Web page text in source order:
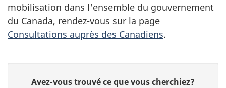
mobilisation dans l'ensemble du gouvernement
du Canada, rendez-vous sur la page
Consultations auprès des Canadiens.
Avez-vous trouvé ce que vous cherchiez?